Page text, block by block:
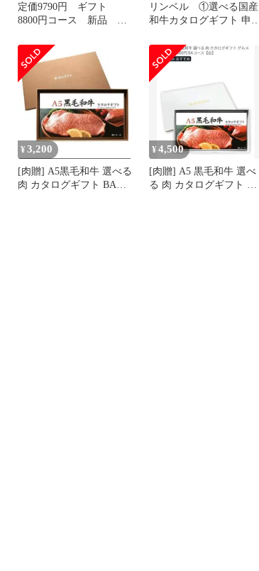
定価9790円 ギフト
8800円コース 新品 未
お得
リンベル ①選べる国産
和牛カタログギフト 申込
¥ 3,200
[肉贈] A5黒毛和牛 選べる
肉 カタログギフト BAコ
¥4,500
[肉贈] A5 黒毛和牛 選べ
る 肉 カタログギフト グ